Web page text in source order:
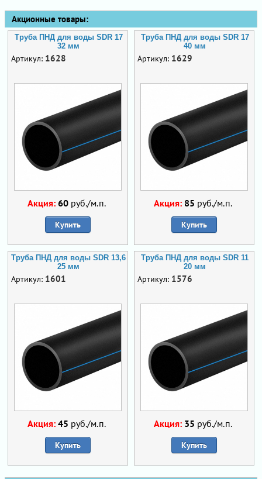
Акционные товары:
Труба ПНД для воды SDR 17
32 мм
Артикул: 1628
Акция: 60руб./м.п.
Купить
Труба ПНД для воды SDR 17
40 мм
Артикул: 1629
Акция: 85 руб./м.п.
Купить
Труба ПНД для воды SDR 13,6
25 мм
Артикул: 1601
Акция: 45 руб./м.п.
Купить
Труба ПНД для воды SDR 11
20 мм
Артикул: 1576
Акция: 35 руб./м.п.
Купить